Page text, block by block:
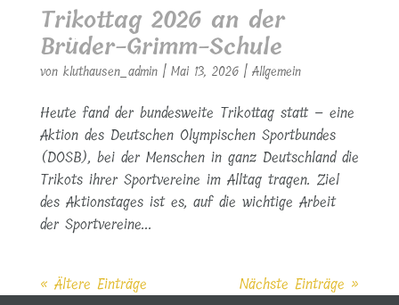
Trikottag 2026 an der
Brüder-Grimm-Schule
von kluthausen_admin| Mai 13, 2026| Allgemein
Heute fand der bundesweite Trikottag statt – eine
Aktion des Deutschen Olympischen Sportbundes
(DOSB), bei der Menschen in ganz Deutschland die
Trikots ihrer Sportvereine im Alltag tragen. Ziel
des Aktionstages ist es, auf die wichtige Arbeit
der Sportvereine...
« Ältere Einträge Nächste Einträge »